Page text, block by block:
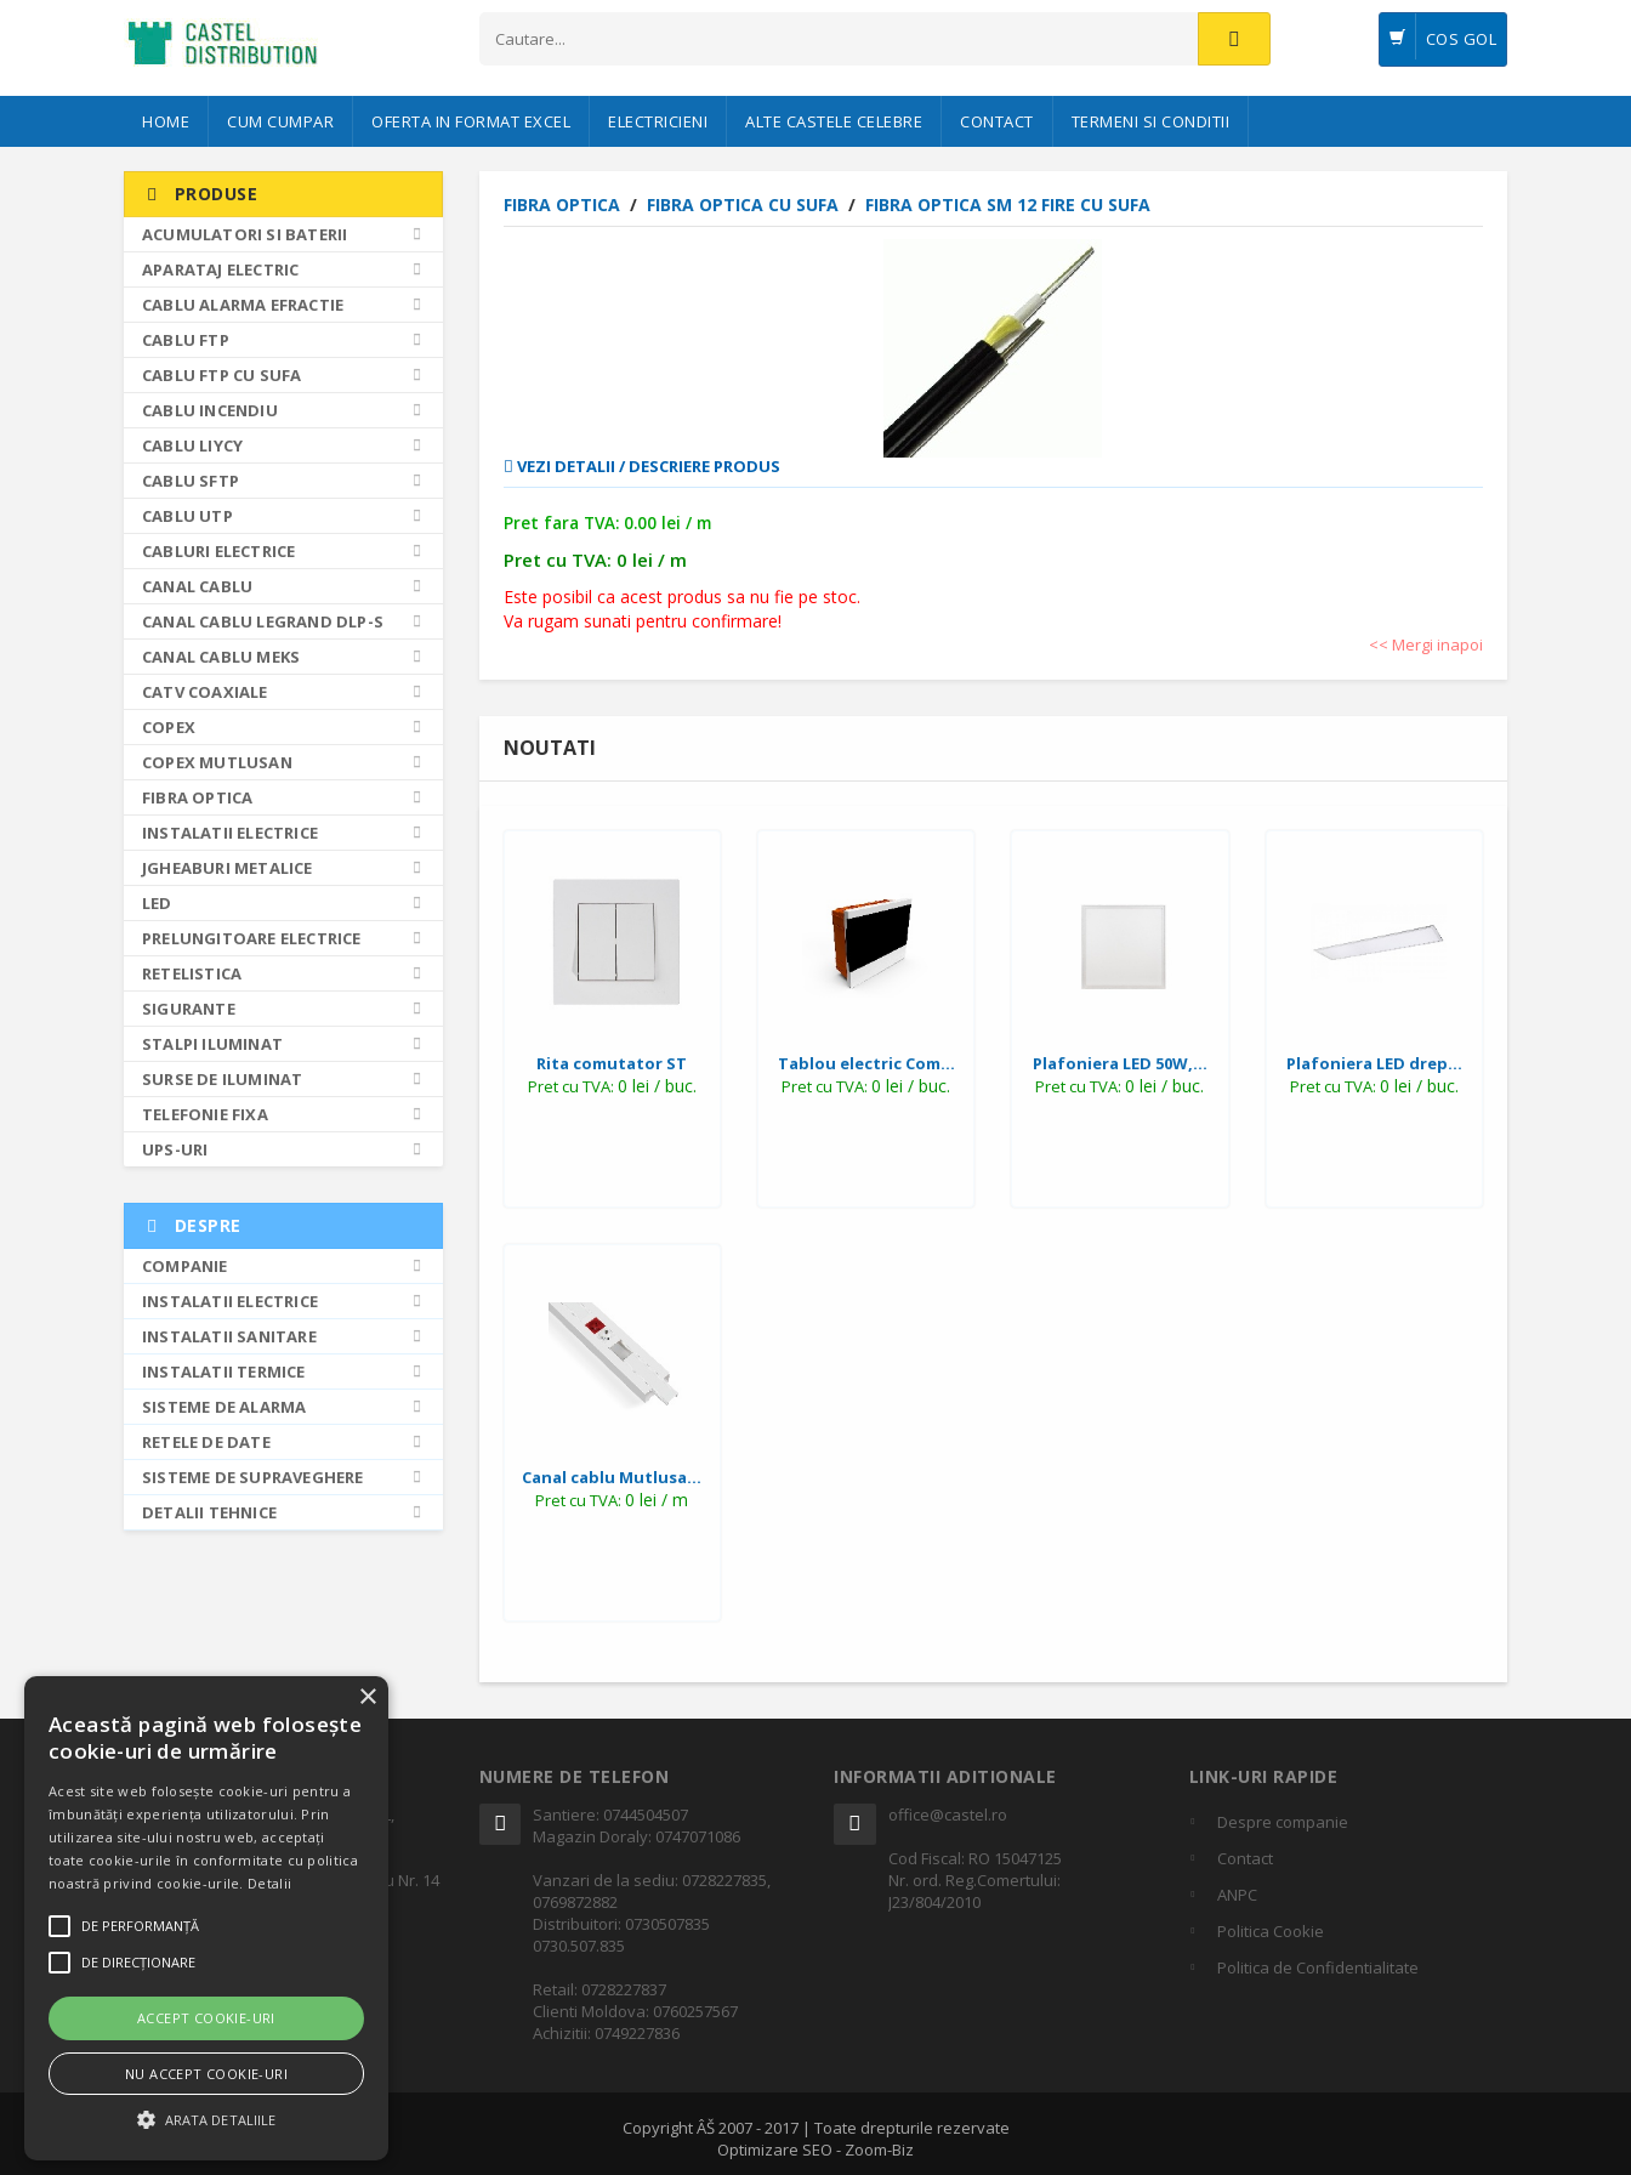
COS GOL
HOME CUM CUMPAR OFERTA IN FORMAT EXCEL ELECTRICIENI ALTE CASTELE CELEBRE CONTACT TERMENI SI CONDITII
PRODUSE
ACUMULATORI SI BATERII
APARATAJ ELECTRIC
CABLU ALARMA EFRACTIE
CABLU FTP
CABLU FTP CU SUFA
CABLU INCENDIU
CABLU LIYCY
CABLU SFTP
CABLU UTP
CABLURI ELECTRICE
CANAL CABLU
CANAL CABLU LEGRAND DLP-S
CANAL CABLU MEKS
CATV COAXIALE
COPEX
COPEX MUTLUSAN
FIBRA OPTICA
INSTALATII ELECTRICE
JGHEABURI METALICE
LED
PRELUNGITOARE ELECTRICE
RETELISTICA
SIGURANTE
STALPI ILUMINAT
SURSE DE ILUMINAT
TELEFONIE FIXA
UPS-URI
DESPRE
COMPANIE
INSTALATII ELECTRICE
INSTALATII SANITARE
INSTALATII TERMICE
SISTEME DE ALARMA
RETELE DE DATE
SISTEME DE SUPRAVEGHERE
DETALII TEHNICE
FIBRA OPTICA / FIBRA OPTICA CU SUFA / FIBRA OPTICA SM 12 FIRE CU SUFA
VEZI DETALII / DESCRIERE PRODUS
Pret fara TVA: 0.00 lei / m
Pret cu TVA: 0 lei / m
Este posibil ca acest produs sa nu fie pe stoc.
Va rugam sunati pentru confirmare!
<< Mergi inapoi
NOUTATI
Rita comutator ST
Pret cu TVA: 0 lei / buc.
Tablou electric Com...
Pret cu TVA:0 lei / buc.
Plafoniera LED 50W,...
Pret cu TVA:0 lei / buc.
Plafoniera LED drep...
Pret cu TVA: 0 lei / buc.
Canal cablu Mutlusa...
Pret cu TVA:0 lei / m
SC CASTEL DISTRIBUTION SRL,
Punct de lucru: Ilfov, Popesti
Leordeni,
Str. Lt. Maj. Av. Tanase Banciu Nr. 14
NUMERE DE TELEFON
Santiere: 0744504507
Magazin Doraly: 0747071086
Vanzari de la sediu: 0728227835,
0769872882
Distribuitori: 0730507835
0730.507.835
Retail: 0728227837
Clienti Moldova: 0760257567
Achizitii: 0749227836
INFORMATII ADITIONALE
office@castel.ro
Cod Fiscal: RO 15047125
Nr. ord. Reg.Comertului:
J23/804/2010
LINK-URI RAPIDE
Despre companie
Contact
ANPC
Politica Cookie
Politica de Confidentialitate
Copyright ÂŠ 2007 - 2017 | Toate drepturile rezervate
Optimizare SEO - Zoom-Biz
Această pagină web folosește
cookie-uri de urmărire
Acest site web folosește cookie-uri pentru a
îmbunătăți experiența utilizatorului. Prin
utilizarea site-ului nostru web, acceptați
toate cookie-urile în conformitate cu politica
noastră privind cookie-urile. Detalii
DE PERFORMANȚĂ
DE DIRECȚIONARE
ACCEPT COOKIE-URI
NU ACCEPT COOKIE-URI
ARATA DETALIILE
×